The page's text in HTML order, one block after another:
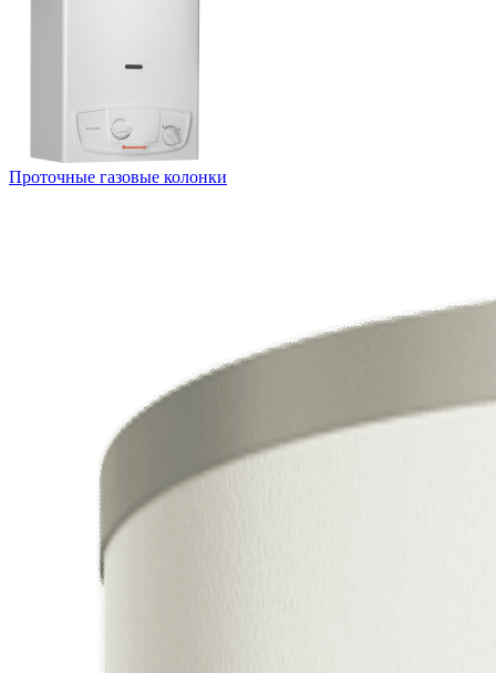
Проточные газовые колонки